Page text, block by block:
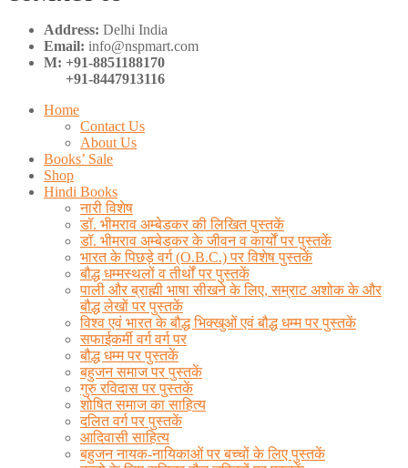
Address: Delhi India
Email: info@nspmart.com
M: +91-8851188170
+91-8447913116
Home
Contact Us
About Us
Books’ Sale
Shop
Hindi Books
नारी विशेष
डॉ. भीमराव अम्बेडकर की लिखित पुस्तकें
डॉ. भीमराव अम्बेडकर के जीवन व कार्यों पर पुस्तकें
भारत के पिछड़े वर्ग (O.B.C.) पर विशेष पुस्तकें
बौद्ध धम्मस्थलों व तीर्थों पर पुस्तकें
पाली और ब्राह्मी भाषा सीखने के लिए, सम्राट अशोक के और
बौद्ध लेखों पर पुस्तकें
विश्व एवं भारत के बौद्ध भिक्खुओं एवं बौद्ध धम्म पर पुस्तकें
सफाईकर्मी वर्ग वर्ग पर
बौद्ध धम्म पर पुस्तकें
बहुजन समाज पर पुस्तकें
गुरु रविदास पर पुस्तकें
शोषित समाज का साहित्य
दलित वर्ग पर पुस्तकें
आदिवासी साहित्य
बहुजन नायक-नायिकाओं पर बच्चों के लिए पुस्तकें